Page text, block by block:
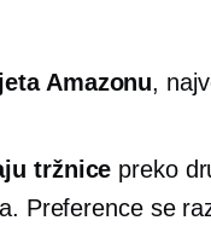
Amazonu,
tržnice preko
Preference se